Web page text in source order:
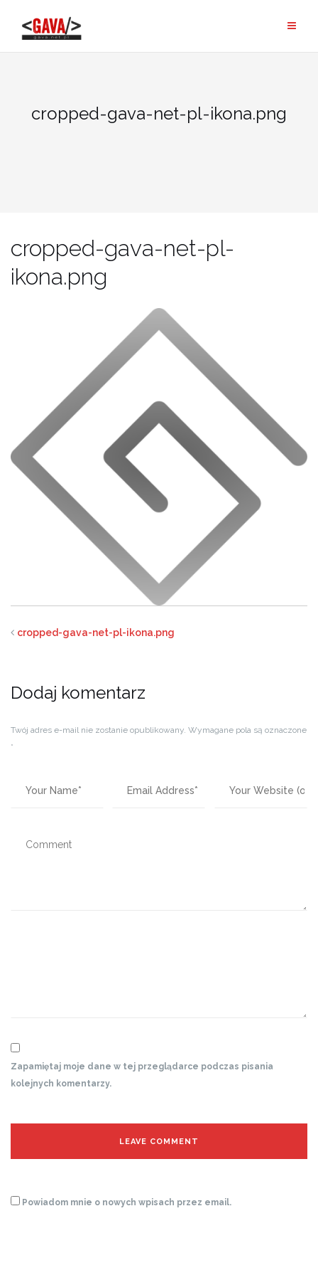
content
cropped-gava-net-pl-ikona.png
cropped-gava-net-pl-
ikona.png
cropped-gava-net-pl-ikona.png
Dodaj komentarz
Twój adres e-mail nie zostanie opublikowany. Wymagane pola są oznaczone
*
Zapamiętaj moje dane w tej przeglądarce podczas pisania
kolejnych komentarzy.
Powiadom mnie o nowych wpisach przez email.